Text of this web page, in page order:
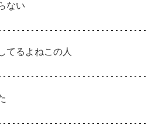
ない
てるよねこの人